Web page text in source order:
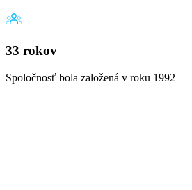
33 rokov
Spoločnosť bola založená v roku 1992